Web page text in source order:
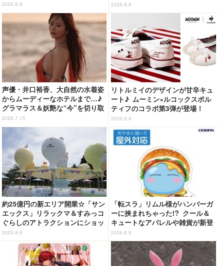
イズ 第2回＞
2026.8.9
ンプス
2026.8.8
声優・井口裕香、大自然の水着姿
からムーディーなホテルまで…♪
グラマラス＆妖艶な“今”を切り取
り！3冊目写真集が発売中
2026.7.15
リトルミイのデザインが甘辛キュ
ート♪ ムーミン×ルコックスポル
ティフのコラボ第3弾が登場！
2026.8.9
約25億円の新エリア開業☆「サン
エックス」リラックマ＆すみっコ
ぐらしのアトラクションにショッ
プ、レストランも！「富士急ハイ
ランド」内【レポート】
2026.8.9
「転スラ」リムル様がハンバーガ
ーに挟まれちゃった!? クール＆
キュートなアパレルや雑貨が新登
場！【COSPA】
2026.8.9